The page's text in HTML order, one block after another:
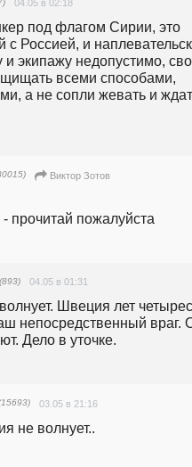
04.05 в 02:18
под флагом Сирии, это
с Россией, и
экипажу недопустимо,
всеми способами,
а не сопли жевать и
Виктор Зотов
прочитай пожалуйста
04.05 в 01:31
Швеция лет
непосредственный враг.
Дело в уточке.
03.05 в 21:16
не волнует..